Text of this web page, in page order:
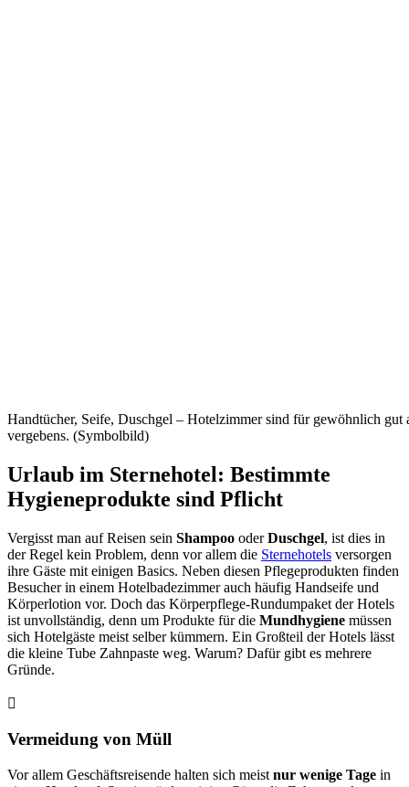
Handtücher, Seife, Duschgel – Hotelzimmer sind für gewöhnlich gut
vergebens. (Symbolbild)
Urlaub im Sternehotel: Bestimmte
Hygieneprodukte sind Pflicht
Vergisst man auf Reisen sein Shampoo oderDuschgel, ist dies in
der Regel kein Problem, denn vor allem die Sternehotels versorgen
ihre Gäste mit einigen Basics. Neben diesen Pflegeprodukten finden
Besucher in einem Hotelbadezimmer auch häufig Handseife und
Körperlotion vor. Doch das Körperpflege-Rundumpaket der Hotels
ist unvollständig, denn um Produkte für die Mundhygiene müssen
sich Hotelgäste meist selber kümmern. Ein Großteil der Hotels lässt
die kleine Tube Zahnpaste weg. Warum? Dafür gibt es mehrere
Gründe.
Vermeidung von Müll
Vor allem Geschäftsreisende halten sich meist nur wenige Tage in